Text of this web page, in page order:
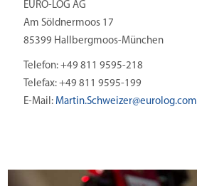
EURO-LOG AG
Am Söldnermoos 17
85399 Hallbergmoos-München
Telefon: +49 811 9595-218
Telefax: +49 811 9595-199
E-Mail: Martin.Schweizer@eurolog.com